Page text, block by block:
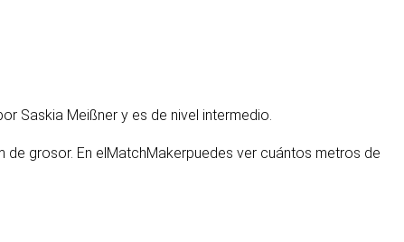
Saskia Meißner y es de nivel intermedio.
de grosor. En elMatchMakerpuedes ver cuántos metros de